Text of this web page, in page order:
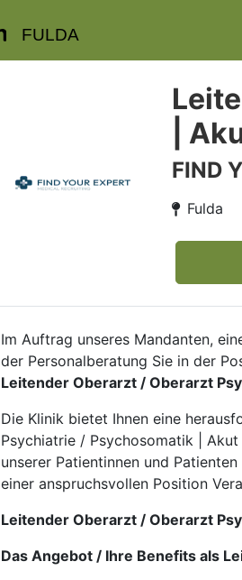
FULDA
|
FIND
Fulda
Im Auftrag unseres Mandanten,
der Personalberatung Sie in der
Leitender Oberarzt / Oberarzt
Die Klinik bietet Ihnen eine
Psychiatrie / Psychosomatik |
unserer Patientinnen und
einer anspruchsvollen Position
Leitender Oberarzt / Oberarzt
Das Angebot / Ihre Benefits als